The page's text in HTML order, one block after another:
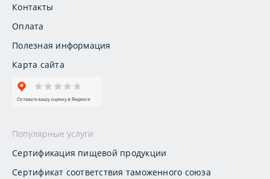
Контакты
Оплата
Полезная информация
Карта сайта
Популярные услуги
Сертификация пищевой продукции
Сертификат соответствия таможенного союза